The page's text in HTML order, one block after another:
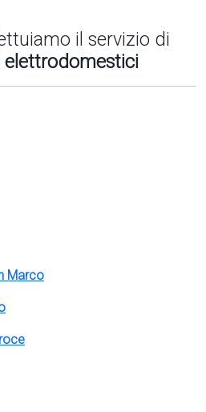
il servizio di
elettrodomestici
Marco